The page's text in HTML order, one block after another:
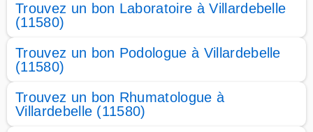
Trouvez un bon Laboratoire à Villardebelle
(11580)
Trouvez un bon Podologue à Villardebelle
(11580)
Trouvez un bon Rhumatologue à
Villardebelle (11580)